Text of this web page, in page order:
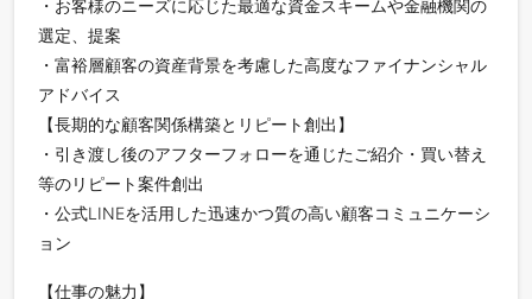
・お客様のニーズに応じた最適な資金スキームや金融機関の
選定、提案
・富裕層顧客の資産背景を考慮した高度なファイナンシャル
アドバイス
【長期的な顧客関係構築とリピート創出】
・引き渡し後のアフターフォローを通じたご紹介・買い替え
等のリピート案件創出
・公式LINEを活用した迅速かつ質の高い顧客コミュニケーシ
ョン
【仕事の魅力】